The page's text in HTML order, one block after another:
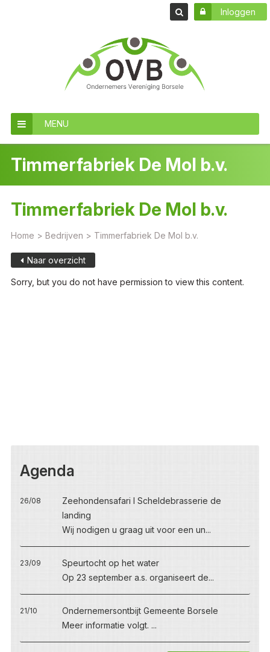
Inloggen
MENU
Timmerfabriek De Mol b.v.
Timmerfabriek De Mol b.v.
Home > Bedrijven > Timmerfabriek De Mol b.v.
Naar overzicht
Sorry, but you do not have permission to view this content.
Agenda
26/08
Zeehondensafari I Scheldebrasserie de
landing
Wij nodigen u graag uit voor een un...
23/09
Speurtocht op het water
Op 23 september a.s. organiseert de...
21/10
Ondernemersontbijt Gemeente Borsele
Meer informatie volgt. ...